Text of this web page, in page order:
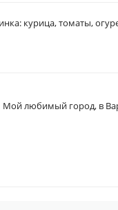
курица, томаты,
Мой любимый город, в